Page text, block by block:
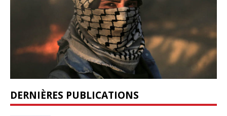
DERNIÈRES PUBLICATIONS